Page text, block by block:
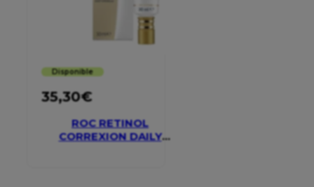
Disponible
35,30€
ROC RETINOL
CORREXION DAILY